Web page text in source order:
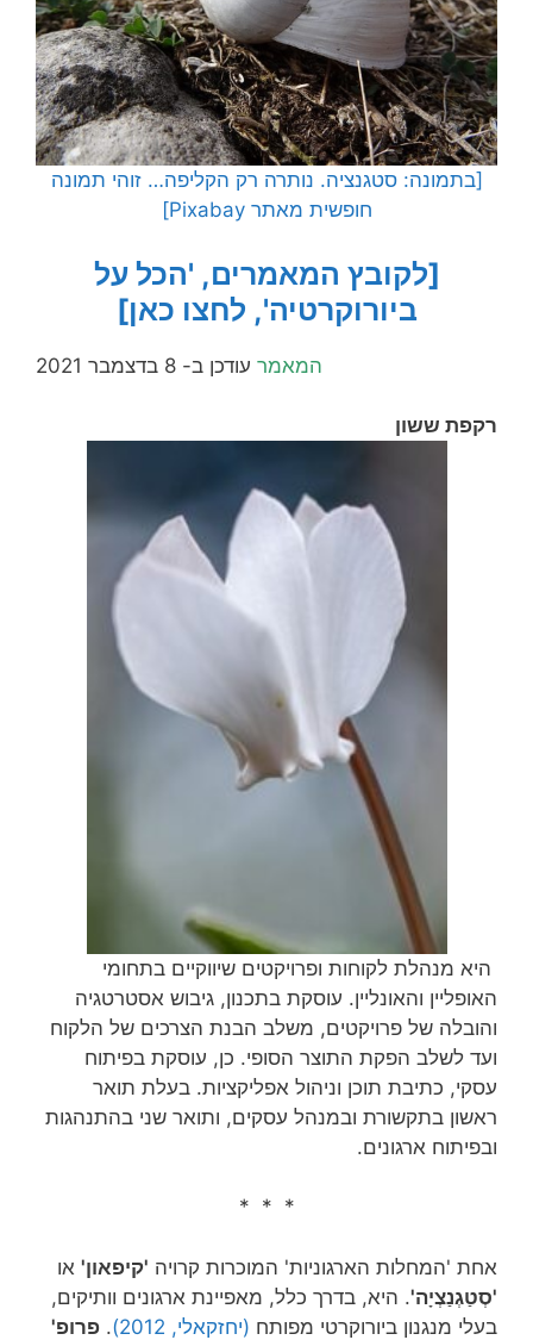
[בתמונה: סטגנציה. נותרה רק הקליפה… זוהי תמונה
חופשית מאתר Pixabay]
[לקובץ המאמרים, 'הכל על
ביורוקרטיה', לחצו כאן]
המאמר עודכן ב- 8 בדצמבר 2021
רקפת ששון
היא מנהלת לקוחות ופרויקטים שיווקיים בתחומי
האופליין והאונליין. עוסקת בתכנון, גיבוש אסטרטגיה
והובלה של פרויקטים, משלב הבנת הצרכים של הלקוח
ועד לשלב הפקת התוצר הסופי. כן, עוסקת בפיתוח
עסקי, כתיבת תוכן וניהול אפליקציות. בעלת תואר
ראשון בתקשורת ובמנהל עסקים, ותואר שני בהתנהגות
ובפיתוח ארגונים.
* * *
אחת 'המחלות הארגוניות' המוכרות קרויה 'קיפאון' או
'סְטַגְנַצְיָה'. היא, בדרך כלל, מאפיינת ארגונים וותיקים,
בעלי מנגנון ביורוקרטי מפותח (יחזקאלי, 2012) . פרופ'